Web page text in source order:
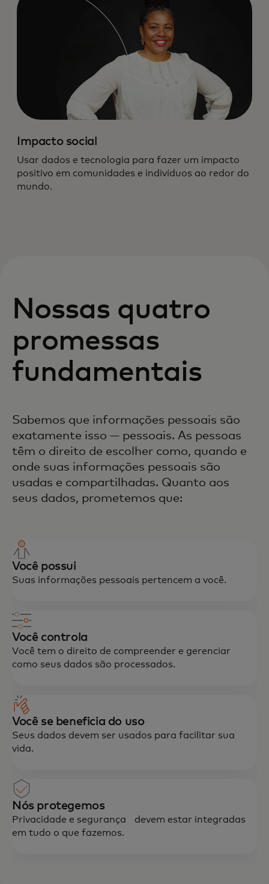
Impacto social
Usar dados e tecnologia para fazer um impacto
positivo em comunidades e indivíduos ao redor do
mundo.
Nossas quatro
promessas
fundamentais
Sabemos que informações pessoais são
exatamente isso — pessoais. As pessoas
têm o direito de escolher como, quando e
onde suas informações pessoais são
usadas e compartilhadas. Quanto aos
seus dados, prometemos que:
Você possui
Suas informações pessoais pertencem a você.
Você controla
Você tem o direito de compreender e gerenciar
como seus dados são processados.
Você se beneficia do uso
Seus dados devem ser usados para facilitar sua
vida.
Nós protegemos
Privacidade e segurança devem estar integradas
em tudo o que fazemos.